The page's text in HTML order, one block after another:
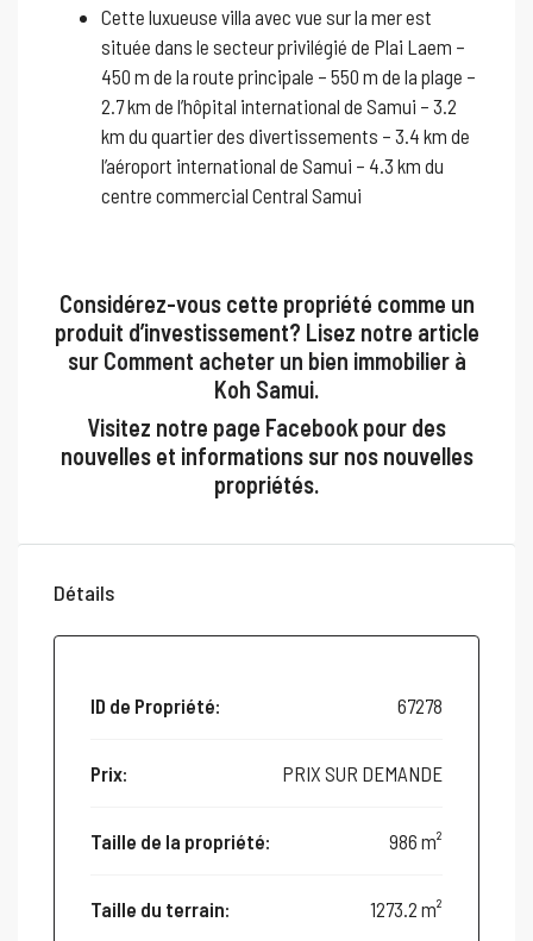
Cette luxueuse villa avec vue sur la mer est
située dans le secteur privilégié de Plai Laem –
450 m de la route principale – 550 m de la plage –
2.7 km de l’hôpital international de Samui – 3.2
km du quartier des divertissements – 3.4 km de
l’aéroport international de Samui – 4.3 km du
centre commercial Central Samui
Considérez-vous cette propriété comme un
produit d’investissement? Lisez notre article
sur Comment acheter un bien immobilier à
Koh Samui.
Visitez notre page Facebook pour des
nouvelles et informations sur nos nouvelles
propriétés.
Détails
ID de Propriété: 67278
Prix: PRIX SUR DEMANDE
Taille de la propriété: 986 m²
Taille du terrain: 1273.2 m²